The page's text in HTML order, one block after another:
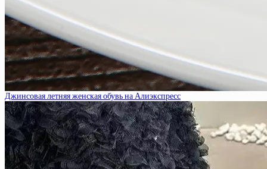
Джинсовая летняя женская обувь на Алиэкспресс